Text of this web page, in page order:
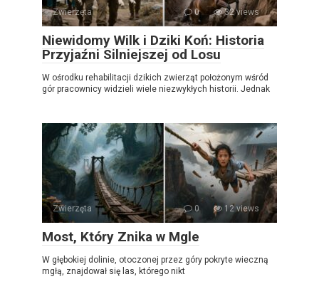
Zwierzęta 0 32 views
Niewidomy Wilk i Dziki Koń: Historia
Przyjaźni Silniejszej od Losu
W ośrodku rehabilitacji dzikich zwierząt położonym wśród
gór pracownicy widzieli wiele niezwykłych historii. Jednak
Zwierzęta 0 12 views
Most, Który Znika w Mgle
W głębokiej dolinie, otoczonej przez góry pokryte wieczną
mgłą, znajdował się las, którego nikt